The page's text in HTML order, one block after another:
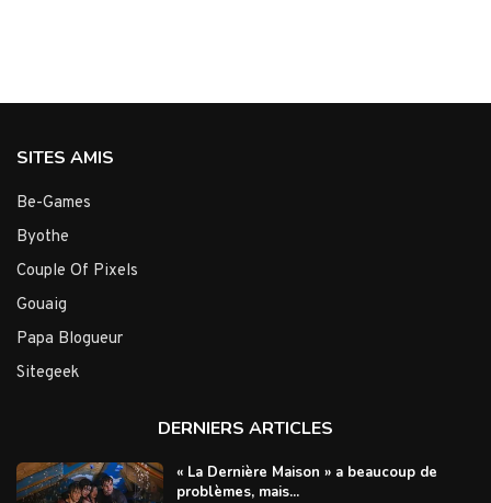
SITES AMIS
Be-Games
Byothe
Couple Of Pixels
Gouaig
Papa Blogueur
Sitegeek
DERNIERS ARTICLES
« La Dernière Maison » a beaucoup de
problèmes, mais...